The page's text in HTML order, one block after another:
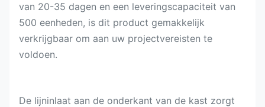
van 20-35 dagen en een leveringscapaciteit van
500 eenheden, is dit product gemakkelijk
verkrijgbaar om aan uw projectvereisten te
voldoen.
De lijninlaat aan de onderkant van de kast zorgt